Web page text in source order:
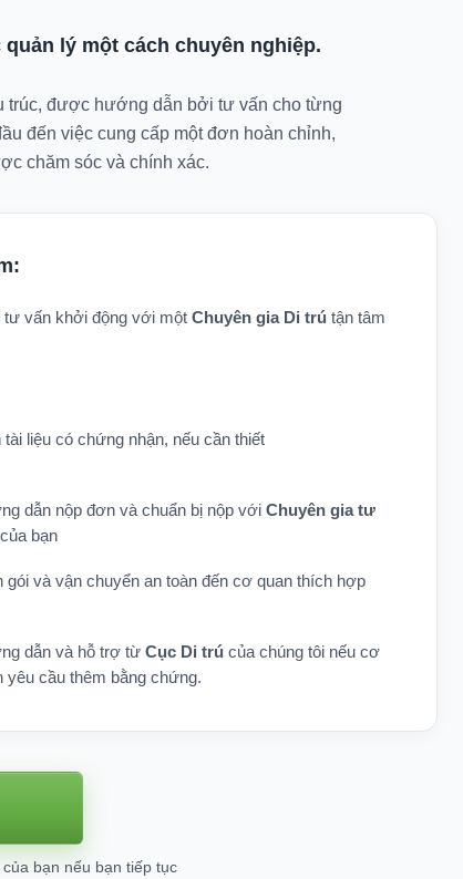
lý một cách chuyên nghiệp.
trúc, được hướng dẫn bởi tư vấn cho từng
đến việc cung cấp một đơn hoàn chỉnh,
chăm sóc và chính xác.
tư vấn khởi động với một Chuyên gia Di trú tận tâm
tài liệu có chứng nhận, nếu cần thiết
dẫn nộp đơn và chuẩn bị nộp với Chuyên gia tư
của bạn
gói và vận chuyển an toàn đến cơ quan thích hợp
dẫn và hỗ trợ từ Cục Di trú của chúng tôi nếu cơ
yêu cầu thêm bằng chứng.
bạn nếu bạn tiếp tục